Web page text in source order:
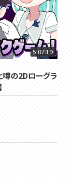
5:07:19
噂の2Dローグラ